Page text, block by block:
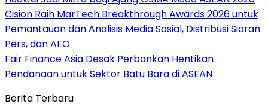
Cision Raih MarTech Breakthrough Awards 2026 untuk
Pemantauan dan Analisis Media Sosial, Distribusi Siaran
Pers, dan AEO
Fair Finance Asia Desak Perbankan Hentikan
Pendanaan untuk Sektor Batu Bara di ASEAN
Berita Terbaru